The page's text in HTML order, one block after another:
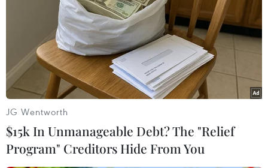
TIN CÙNG CHUYÊN MỤC
Chủ sân Azteca lỗ hơn 47 triệu USD vì
World Cup 2026
JG Wentworth
$15k In Unmanageable Debt? The "Relief
Program" Creditors Hide From You